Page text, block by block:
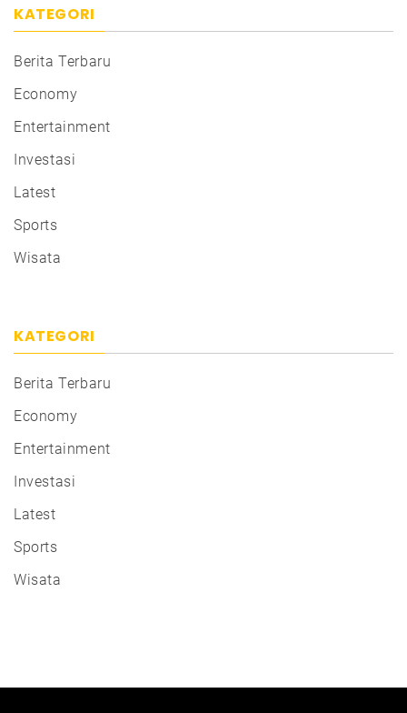
KATEGORI
Berita Terbaru
Economy
Entertainment
Investasi
Latest
Sports
Wisata
KATEGORI
Berita Terbaru
Economy
Entertainment
Investasi
Latest
Sports
Wisata